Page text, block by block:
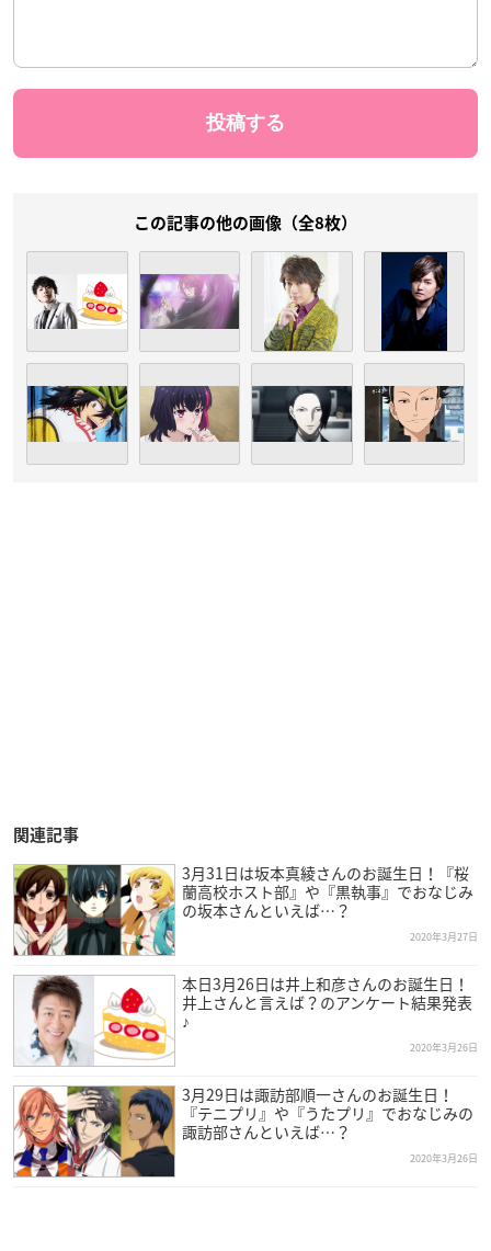
この記事の他の画像（全8枚）
関連記事
3月31日は坂本真綾さんのお誕生日！『桜
蘭高校ホスト部』や『黒執事』でおなじみ
の坂本さんといえば…？
2020年3月27日
本日3月26日は井上和彦さんのお誕生日！
井上さんと言えば？のアンケート結果発表
♪
2020年3月26日
3月29日は諏訪部順一さんのお誕生日！
『テニプリ』や『うたプリ』でおなじみの
諏訪部さんといえば…？
2020年3月26日